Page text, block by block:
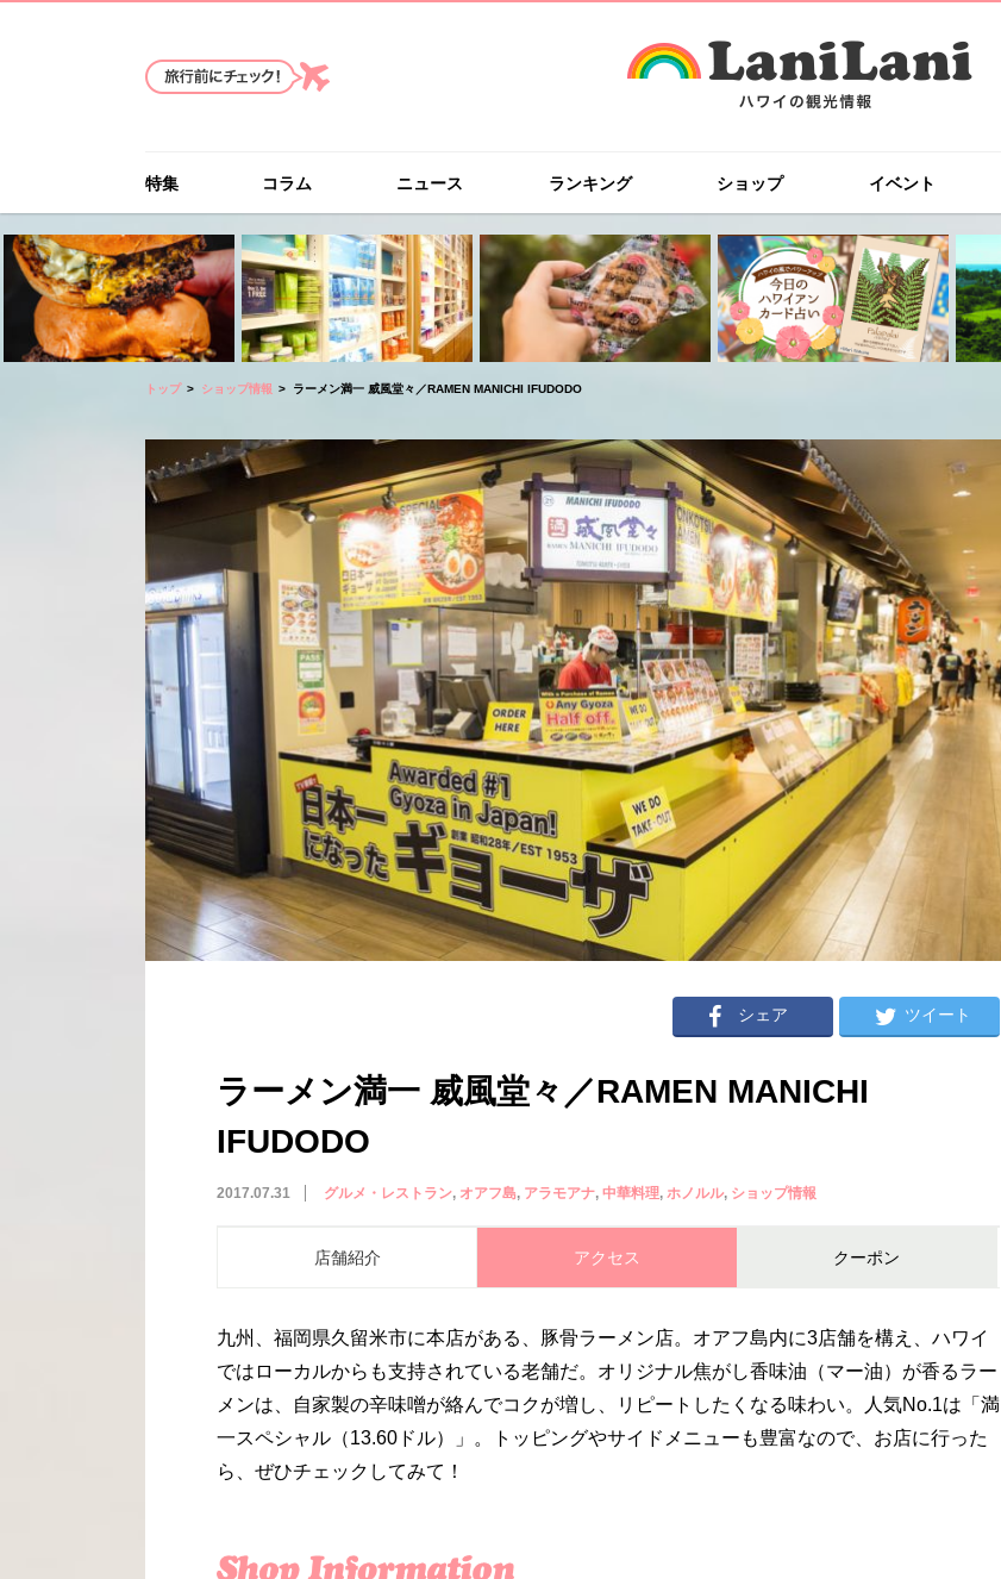
特集 コラム ニュース ランキング ショップ イベント
トップ ショップ情報 ラーメン満一 威風堂々／RAMEN MANICHI IFUDODO
シェア ツイート
ラーメン満一 威風堂々／RAMEN MANICHI
IFUDODO
2017.07.31 グルメ・レストラン オアフ島 アラモアナ 中華料理 ホノルル ショップ情報
店舗紹介 アクセス クーポン
九州、福岡県久留米市に本店がある、豚骨ラーメン店。オアフ島内に3店舗を構え、ハワイ
ではローカルからも支持されている老舗だ。オリジナル焦がし香味油（マー油）が香るラー
メンは、自家製の辛味噌が絡んでコクが増し、リピートしたくなる味わい。人気No.1は「満
一スペシャル（13.60ドル）」。トッピングやサイドメニューも豊富なので、お店に行った
ら、ぜひチェックしてみて！